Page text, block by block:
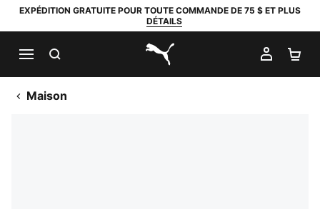
EXPÉDITION GRATUITE POUR TOUTE COMMANDE DE 75 $ ET PLUS
DÉTAILS
PUMA.com
MON
Maison